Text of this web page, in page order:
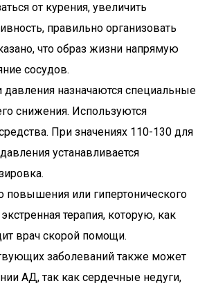
от курения, увеличить
правильно организовать
что образ жизни напрямую
сосудов.
назначаются специальные
снижения. Используются
При значениях 110-130 для
устанавливается
повышения или гипертонического
терапия, которую, как
врач скорой помощи.
заболеваний также может
АД, так как сердечные недуги,